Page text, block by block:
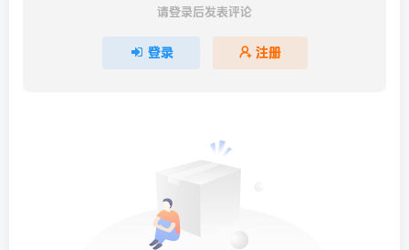
请登录后发表评论
登录 注册